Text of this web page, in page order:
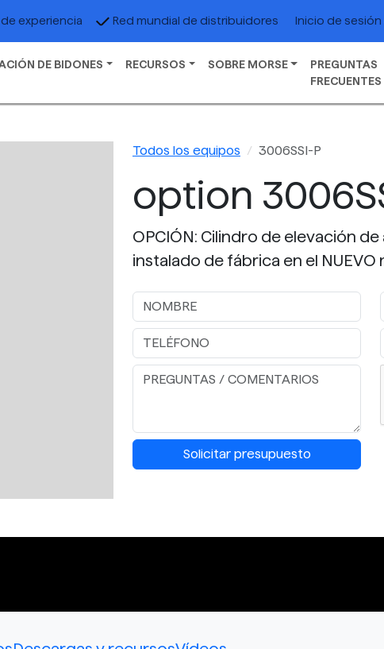
experiencia Red mundial de distribuidores Inicio de
DE BIDONES RECURSOS SOBRE MORSE
PREGUNTAS
FRECUENTES
Todos los equipos 3006SSI-P
option
OPCIÓN: Cilindro de elevación
instalado de fábrica en el
Solicitar presupuesto